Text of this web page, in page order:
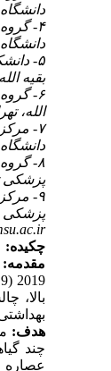
دانشگاه
۴- گروه
دانشگاه
۵-
بقیه الله،
۶- گروه
الله،
۷- مرکز
دانشگاه
۸- گروه
پزشکی
۹- مرکز
پزشکی
چکیده:
(۵۳۹۰ مشاهده)
مقدمه:
بالا،
بهداشتی
هدف:
عصاره